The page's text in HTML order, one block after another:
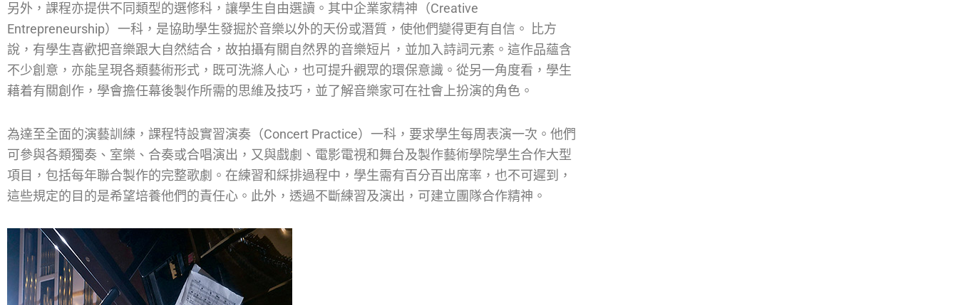
另外，課程亦提供不同類型的選修科，讓學生自由選讀。其中企業家精神（Creative
Entrepreneurship）一科，是協助學生發掘於音樂以外的天份或潛質，使他們變得更有自信。 比方
說，有學生喜歡把音樂跟大自然結合，故拍攝有關自然界的音樂短片，並加入詩詞元素。這作品蘊含
不少創意，亦能呈現各類藝術形式，既可洗滌人心，也可提升觀眾的環保意識。從另一角度看，學生
藉着有關創作，學會擔任幕後製作所需的思維及技巧，並了解音樂家可在社會上扮演的角色。
為達至全面的演藝訓練，課程特設實習演奏（Concert Practice）一科，要求學生每周表演一次。他們
可參與各類獨奏、室樂、合奏或合唱演出，又與戲劇、電影電視和舞台及製作藝術學院學生合作大型
項目，包括每年聯合製作的完整歌劇。在練習和綵排過程中，學生需有百分百出席率，也不可遲到，
這些規定的目的是希望培養他們的責任心。此外，透過不斷練習及演出，可建立團隊合作精神。